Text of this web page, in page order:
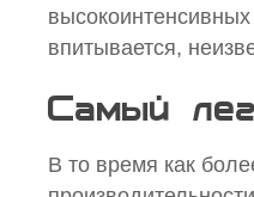
впитывается,
Самый
В то время как